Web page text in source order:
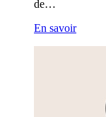
de…
En savoir